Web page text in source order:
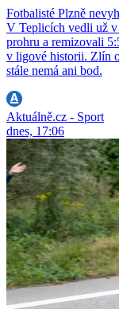
Fotbalisté Plzně
V Teplicích vedli už v
prohru a remizovali
v ligové historii. Zlín
stále nemá ani bod.
Aktuálně.cz - Sport
dnes, 17:06